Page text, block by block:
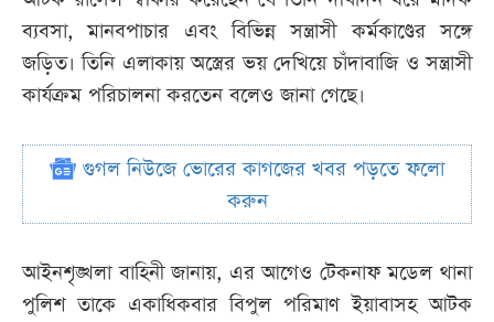
ব্যবসা, মানবপাচার এবং বিভিন্ন সন্ত্রাসী কর্মকাণ্ডের সঙ্গে
জড়িত। তিনি এলাকায় অস্ত্রের ভয় দেখিয়ে চাঁদাবাজি ও সন্ত্রাসী
কার্যক্রম পরিচালনা করতেন বলেও জানা গেছে।
গুগল নিউজে ভোরের কাগজের খবর পড়তে ফলো
করুন
আইনশৃঙ্খলা বাহিনী জানায়, এর আগেও টেকনাফ মডেল থানা
পুলিশ তাকে একাধিকবার বিপুল পরিমাণ ইয়াবাসহ আটক